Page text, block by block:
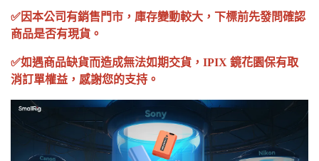
✅因本公司有銷售門市，庫存變動較大，下標前先發問確認
商品是否有現貨。
✅如遇商品缺貨而造成無法如期交貨，IPIX 鏡花園保有取
消訂單權益，感謝您的支持。